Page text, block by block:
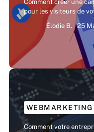
Comment créer une
pour les visiteurs de
Élodie B.
25
WEBMARKETING
Comment votre